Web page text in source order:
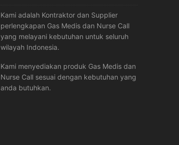
Kami adalah Kontraktor dan Supplier
perlengkapan Gas Medis dan Nurse Call
yang melayani kebutuhan untuk seluruh
wilayah Indonesia.
Kami menyediakan produk Gas Medis dan
Nurse Call sesuai dengan kebutuhan yang
anda butuhkan.